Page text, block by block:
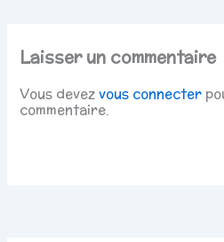
Laisser un commentaire
Vous devezvous connecter
commentaire.